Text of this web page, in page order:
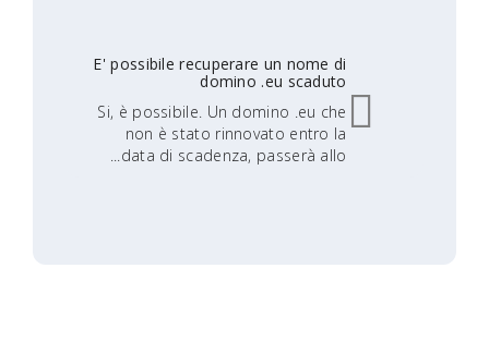
E' possibile recuperare un nome di
domino .eu scaduto
Si, è possibile. Un domino .eu che
non è stato rinnovato entro la
data di scadenza, passerà allo...